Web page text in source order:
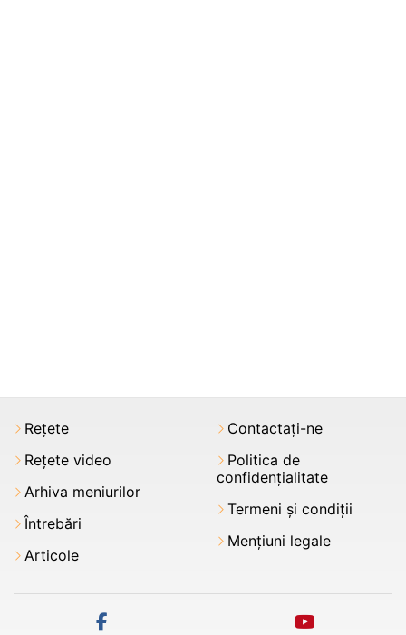
Rețete
Rețete video
Arhiva meniurilor
Întrebări
Articole
Contactați-ne
Politica de
confidențialitate
Termeni şi condiții
Mențiuni legale
facebook youtube